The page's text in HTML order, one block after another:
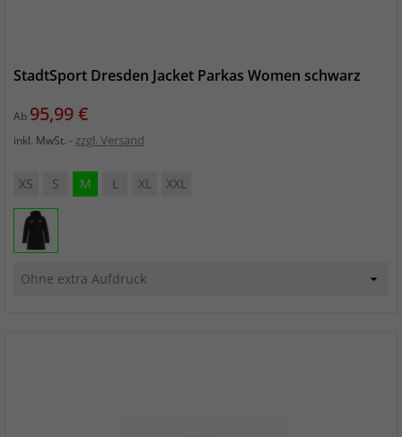
StadtSport Dresden Jacket Parkas Women schwarz
Ab Preis
95,99 €
inkl. MwSt. zzgl. Versand
XS S M L XL XXL